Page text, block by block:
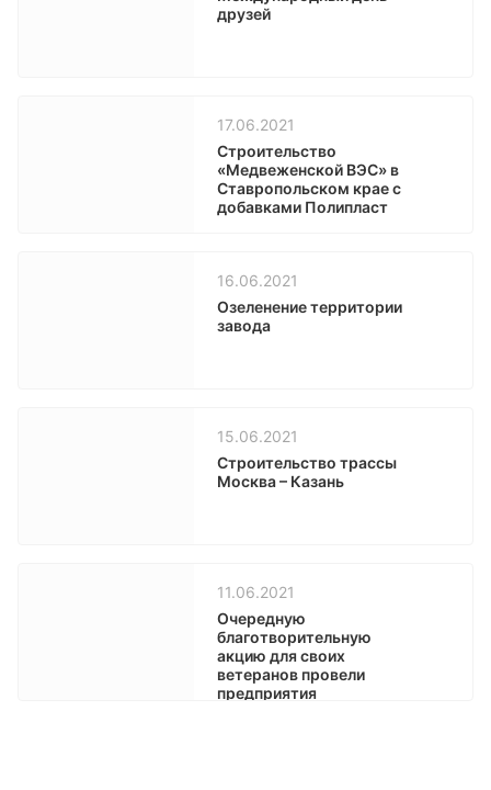
друзей
17.06.2021
Строительство
«Медвеженской ВЭС» в
Ставропольском крае с
добавками Полипласт
16.06.2021
Озеленение территории
завода
15.06.2021
Строительство трассы
Москва – Казань
11.06.2021
Очередную
благотворительную
акцию для своих
ветеранов провели
предприятия